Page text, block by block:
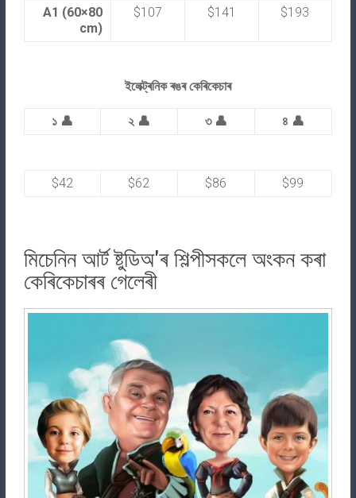
A1 (60×80
cm)
$107 $141 $193
ইলেক্ট্ৰনিক ৰঙৰ কেৰিকেচাৰ
১ 👤 ২ 👤 ৩ 👤 ৪ 👤
$42 $62 $86 $99
মিচেনিন আৰ্ট ষ্টুডিঅ'ৰ শিল্পীসকলে অংকন কৰা
কেৰিকেচাৰৰ গেলেৰী